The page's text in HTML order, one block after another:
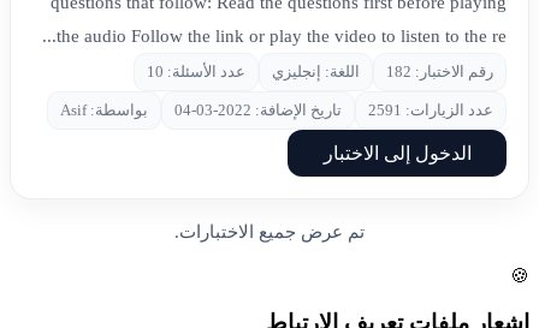
the audio Follow the link or play the video to listen to the re...
رقم الاختبار: 182 اللغة: إنجليزي عدد الأسئلة: 10
عدد الزيارات: 2591 تاريخ الإضافة: 2022-03-04 بواسطة: Asif
الدخول إلى الاختبار
تم عرض جميع الاختبارات.
🍪
إشعار ملفات تعريف الارتباط